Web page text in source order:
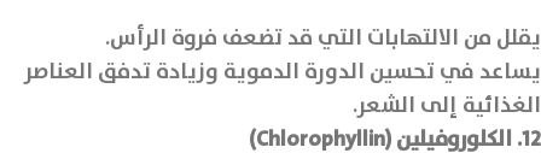
يقلل من الالتهابات التي قد تضعف فروة الرأس.
يساعد في تحسين الدورة الدموية وزيادة تدفق العناصر
الغذائية إلى الشعر.
12. الكلوروفيلين (Chlorophyllin)